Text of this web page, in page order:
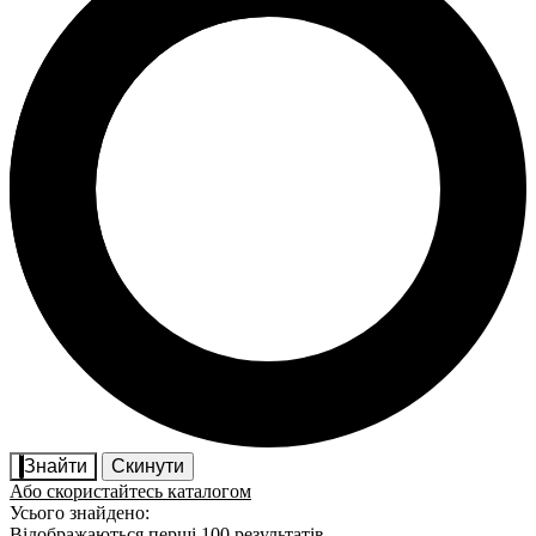
Знайти
Скинути
Або скористайтесь каталогом
Усього знайдено: